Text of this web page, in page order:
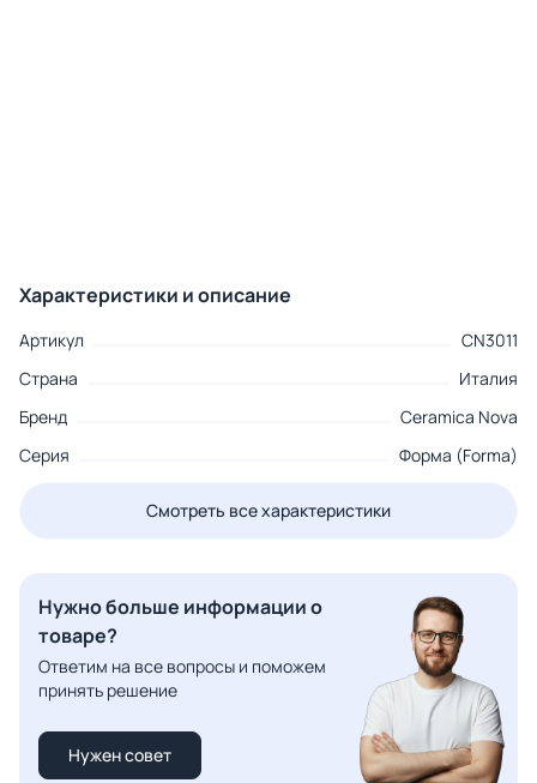
Характеристики и описание
Артикул
CN3011
Страна
Италия
Бренд
Ceramica Nova
Серия
Форма (Forma)
Смотреть все характеристики
Нужно больше информации о
товаре?
Ответим на все вопросы и поможем
принять решение
Нужен совет